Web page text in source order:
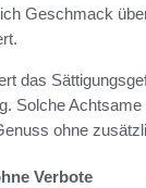
Geschmack
das
Solche
ohne
Verbote